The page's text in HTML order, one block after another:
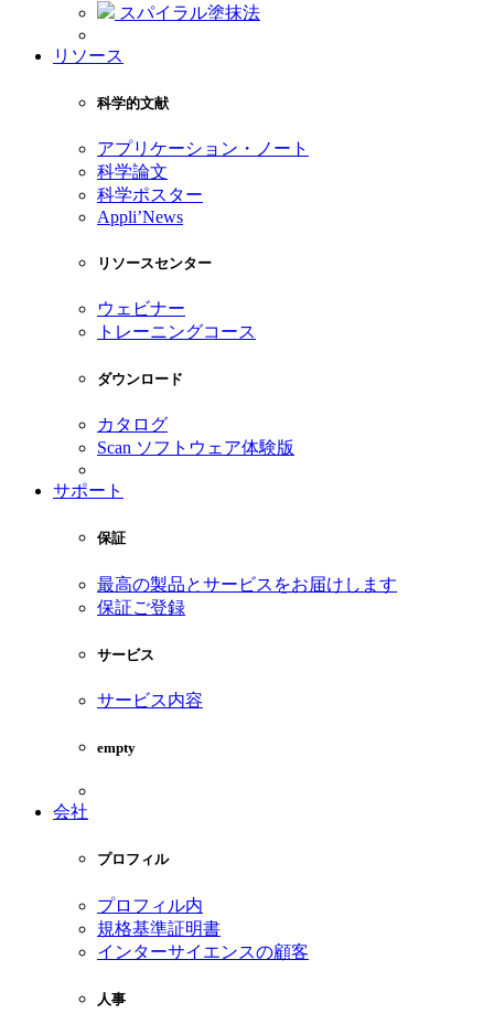
スパイラル塗抹法
リソース
科学的文献
アプリケーション・ノート
科学論文
科学ポスター
Appli’News
リソースセンター
ウェビナー
トレーニングコース
ダウンロード
カタログ
Scan ソフトウェア体験版
サポート
保証
最高の製品とサービスをお届けします
保証ご登録
サービス
サービス内容
empty
会社
プロフィル
プロフィル内
規格基準証明書
インターサイエンスの顧客
人事